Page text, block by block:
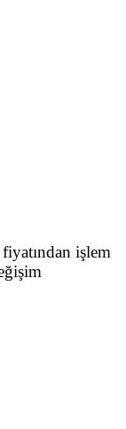
işlem